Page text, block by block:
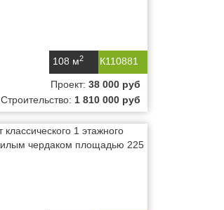
К110881
108 м2
Проект: 38 000 руб
Строительство: 1 810 000 руб